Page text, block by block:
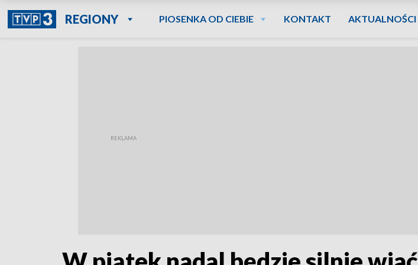
REGIONY PIOSENKA OD CIEBIE KONTAKT AKTUALNOŚCI